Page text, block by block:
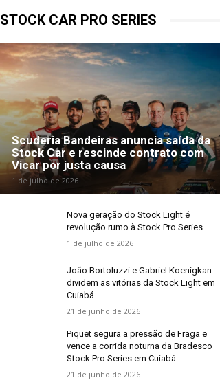
STOCK CAR PRO SERIES
Scuderia Bandeiras anuncia saída da
Stock Car e rescinde contrato com
Vicar por justa causa
1 de julho de 2026
Nova geração do Stock Light é
revolução rumo à Stock Pro Series
1 de julho de 2026
João Bortoluzzi e Gabriel Koenigkan
dividem as vitórias da Stock Light em
Cuiabá
21 de junho de 2026
Piquet segura a pressão de Fraga e
vence a corrida noturna da Bradesco
Stock Pro Series em Cuiabá
21 de junho de 2026